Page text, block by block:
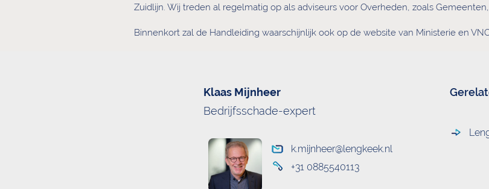
Zuidlijn. Wij treden al regelmatig op als adviseurs voor Overheden, zoals
Binnenkort zal de Handleiding waarschijnlijk ook op de website van Ministerie en
Klaas Mijnheer
Bedrijfsschade-expert
k.mijnheer@lengkeek.nl
+31 0885540113